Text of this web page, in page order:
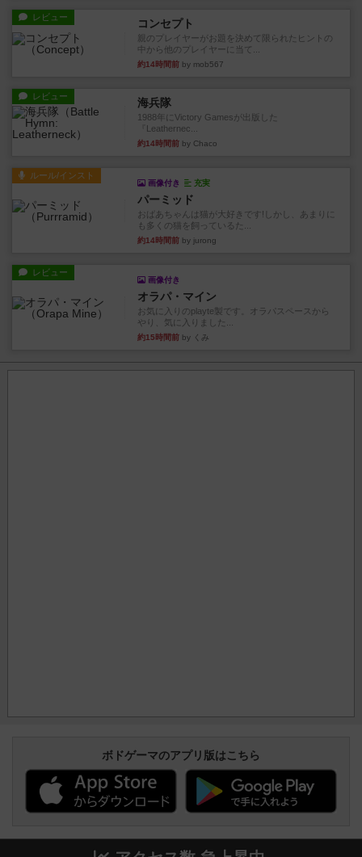
レビュー コンセプト
親のプレイヤーがお題を決めて限られたヒントの
中から他のプレイヤーに当て...
約14時間前 by mob567
レビュー 海兵隊
1988年にVictory Gamesが出版した
『Leathernec...
約14時間前 by Chaco
ルール/インスト
画像付き 充実
パーミッド
おばあちゃんは猫が大好きです!しかし、あまりに
も多くの猫を飼っているた...
約14時間前 by jurong
レビュー
画像付き
オラパ・マイン
お気に入りのplayte製です。オラパスペースから
やり、気に入りました...
約15時間前 by くみ
ボドゲーマのアプリ版はこちら